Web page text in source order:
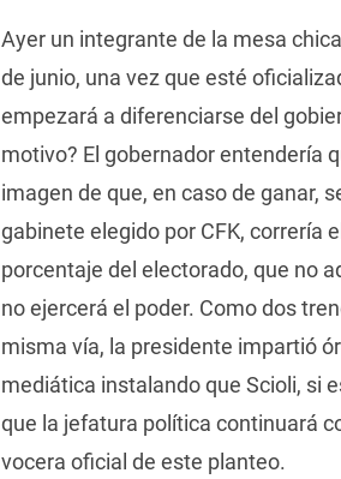
Ayer un integrante de la mesa
de junio, una vez que esté
empezará a diferenciarse del
motivo? El gobernador entendería
imagen de que, en caso de ganar,
gabinete elegido por CFK, correría
porcentaje del electorado, que no
no ejercerá el poder. Como dos
misma vía, la presidente impartió
mediática instalando que Scioli, si
que la jefatura política continuará
vocera oficial de este planteo.